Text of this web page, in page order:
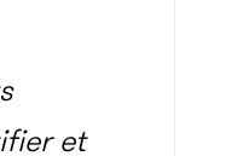
et